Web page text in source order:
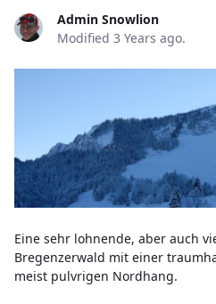
Admin Snowlion
Modified 3 Years ago.
Eine sehr lohnende, aber auch
Bregenzerwald mit einer
meist pulvrigen Nordhang.